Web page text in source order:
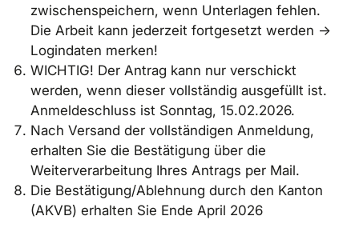
zwischenspeichern, wenn Unterlagen fehlen.
Die Arbeit kann jederzeit fortgesetzt werden ->
Logindaten merken!
WICHTIG! Der Antrag kann nur verschickt
werden, wenn dieser vollständig ausgefüllt ist.
Anmeldeschluss ist Sonntag, 15.02.2026.
Nach Versand der vollständigen Anmeldung,
erhalten Sie die Bestätigung über die
Weiterverarbeitung Ihres Antrags per Mail.
Die Bestätigung/Ablehnung durch den Kanton
(AKVB) erhalten Sie Ende April 2026